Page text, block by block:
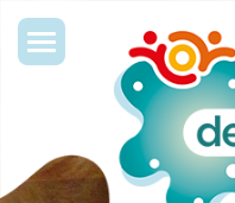
Toggle
navigation